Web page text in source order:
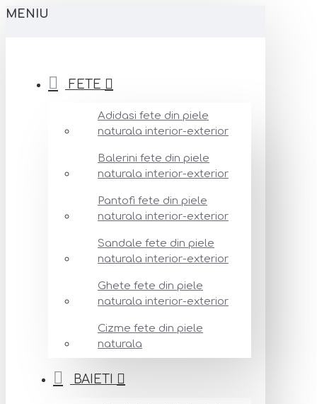
MENIU
FETE
Adidasi fete din piele
naturala interior-exterior
Balerini fete din piele
naturala interior-exterior
Pantofi fete din piele
naturala interior-exterior
Sandale fete din piele
naturala interior-exterior
Ghete fete din piele
naturala interior-exterior
Cizme fete din piele
naturala
BAIETI